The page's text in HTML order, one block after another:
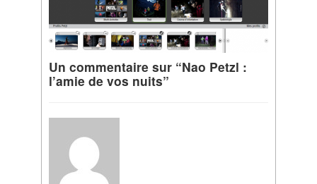
Un commentaire sur “Nao Petzl :
l’amie de vos nuits”